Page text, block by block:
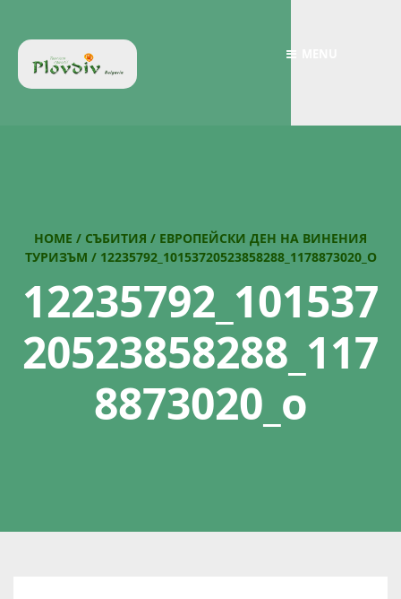
HOME / СЪБИТИЯ / ЕВРОПЕЙСКИ ДЕН НА ВИНЕНИЯ
ТУРИЗЪМ / 12235792_10153720523858288_1178873020_O
12235792_101537
20523858288_117
8873020_o